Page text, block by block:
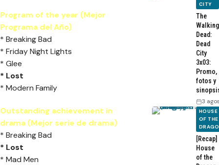
Program of the year (Mejor
Programa del Año)
* Breaking Bad
* Friday Night Lights
* Glee
* Lost
* Modern Family
Outstanding achievement in
drama (Mejor serie de drama)
* Breaking Bad
* Lost
* Mad Men
CITY
The
Walking
Dead:
Dead
City
3x03:
Promo,
fotos y
3
HOUSE
OF THE
[Recap]
House
of the